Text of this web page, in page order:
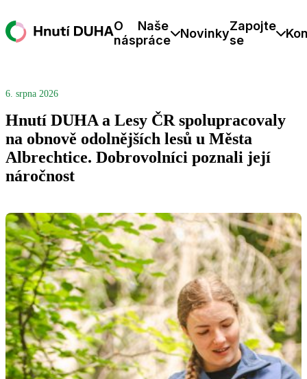
O
nás
Naše
práce
NovinkyZapojte
se
6. srpna 2026
Hnutí DUHA a Lesy ČR spolupracovaly
na obnově odolnějších lesů u Města
Albrechtice. Dobrovolníci poznali její
náročnost